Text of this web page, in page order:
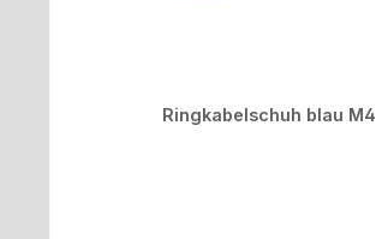
Ringkabelschuh blau M4